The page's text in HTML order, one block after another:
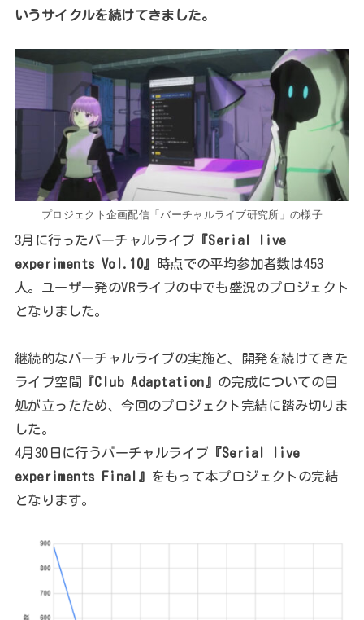
いうサイクルを続けてきました。
プロジェクト企画配信「バーチャルライブ研究所」の様子
3月に行ったバーチャルライブ 『Serial live
experiments Vol.10』 時点での平均参加者数は453
人。ユーザー発のVRライブの中でも盛況のプロジェクト
となりました。
継続的なバーチャルライブの実施と、開発を続けてきた
ライブ空間『Club Adaptation』 の完成についての目
処が立ったため、今回のプロジェクト完結に踏み切りま
した。
4月30日に行うバーチャルライブ 『Serial live
experiments Final』 をもって本プロジェクトの完結
となります。